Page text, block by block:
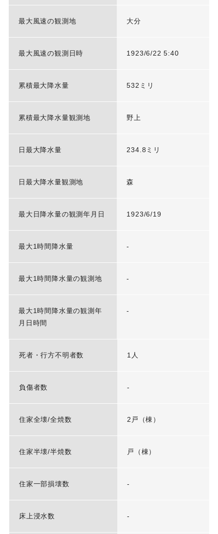
最大風速の観測地 大分
最大風速の観測日時 1923/6/22 5:40
累積最大降水量 532ミリ
累積最大降水量観測地 野上
日最大降水量 234.8ミリ
日最大降水量観測地 森
最大日降水量の観測年月日 1923/6/19
最大1時間降水量 -
最大1時間降水量の観測地 -
最大1時間降水量の観測年
月日時間
-
死者・行方不明者数 1人
負傷者数 -
住家全壊/全焼数 2戸（棟）
住家半壊/半焼数 戸（棟）
住家一部損壊数 -
床上浸水数 -